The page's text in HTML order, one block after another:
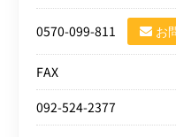
0570-099-811 お
FAX
092-524-2377